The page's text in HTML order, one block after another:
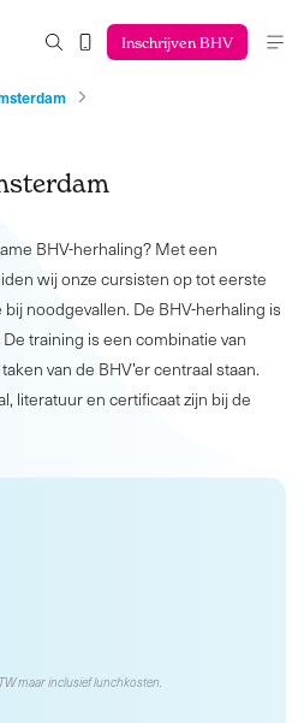
Inschrijven BHV
BHV-herhaling? Met een
wij onze cursisten op tot eerste
noodgevallen. De BHV-herhaling is
De training is een combinatie van
van de BHV’er centraal staan.
literatuur en certificaat zijn bij de
maar inclusief lunchkosten.